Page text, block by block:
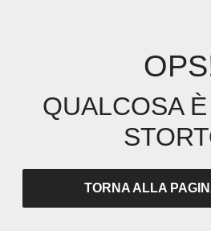
QUALCOSA
TORNA ALLA